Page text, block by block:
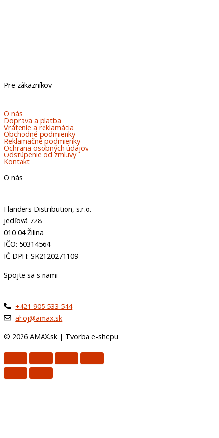
Pre zákazníkov
O nás
Doprava a platba
Vrátenie a reklamácia
Obchodné podmienky
Reklamačné podmienky
Ochrana osobných údajov
Odstúpenie od zmluvy
Kontakt
O nás
Flanders Distribution, s.r.o.
Jedľová 728
010 04 Žilina
IČO: 50314564
IČ DPH: SK2120271109
Spojte sa s nami
+421 905 533 544
ahoj@amax.sk
© 2026 AMAX.sk | Tvorba e-shopu